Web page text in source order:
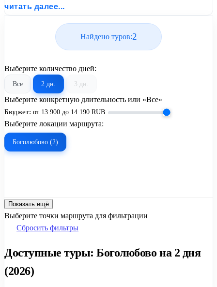
от United Travel Systems.
читать далее...
Найдено туров:2
Выберите количество дней:
Все 2 дн. 3 дн.
Выберите конкретную длительность или «Все»
Бюджет: от 13 900 до 14 190 RUB
Выберите локации маршрута:
Боголюбово (2)
Показать ещё
Выберите точки маршрута для фильтрации
Сбросить фильтры
Доступные туры: Боголюбово на 2 дня
(2026)